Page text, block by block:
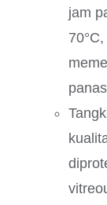
jam